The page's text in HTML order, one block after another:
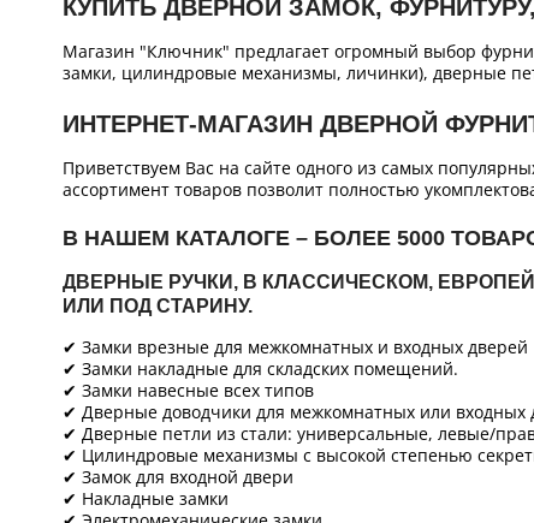
КУПИТЬ ДВЕРНОЙ ЗАМОК,
Магазин "Ключник" предлагает огромный выбор
замки, цилиндровые механизмы, личинки), дверные
ИНТЕРНЕТ-МАГАЗИН ДВЕРНОЙ
Приветствуем Вас на сайте одного из самых
ассортимент товаров позволит полностью
В НАШЕМ КАТАЛОГЕ – БОЛЕЕ 5000
ДВЕРНЫЕ РУЧКИ, В КЛАССИЧЕСКОМ,
ИЛИ ПОД СТАРИНУ.
✔ Замки врезные для межкомнатных и входных дверей
✔ Замки накладные для складских помещений.
✔ Замки навесные всех типов
✔ Дверные доводчики для межкомнатных или входных
✔ Дверные петли из стали: универсальные, левые/
✔ Цилиндровые механизмы с высокой степенью
✔ Замок для входной двери
✔ Накладные замки